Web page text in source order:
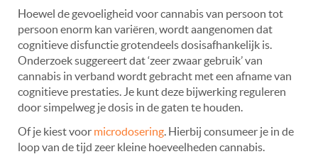
Hoewel de gevoeligheid voor cannabis van persoon tot
persoon enorm kan variëren, wordt aangenomen dat
cognitieve disfunctie grotendeels dosisafhankelijk is.
Onderzoek suggereert dat ‘zeer zwaar gebruik’ van
cannabis in verband wordt gebracht met een afname van
cognitieve prestaties. Je kunt deze bijwerking reguleren
door simpelweg je dosis in de gaten te houden.
Of je kiest voor microdosering . Hierbij consumeer je in de
loop van de tijd zeer kleine hoeveelheden cannabis.